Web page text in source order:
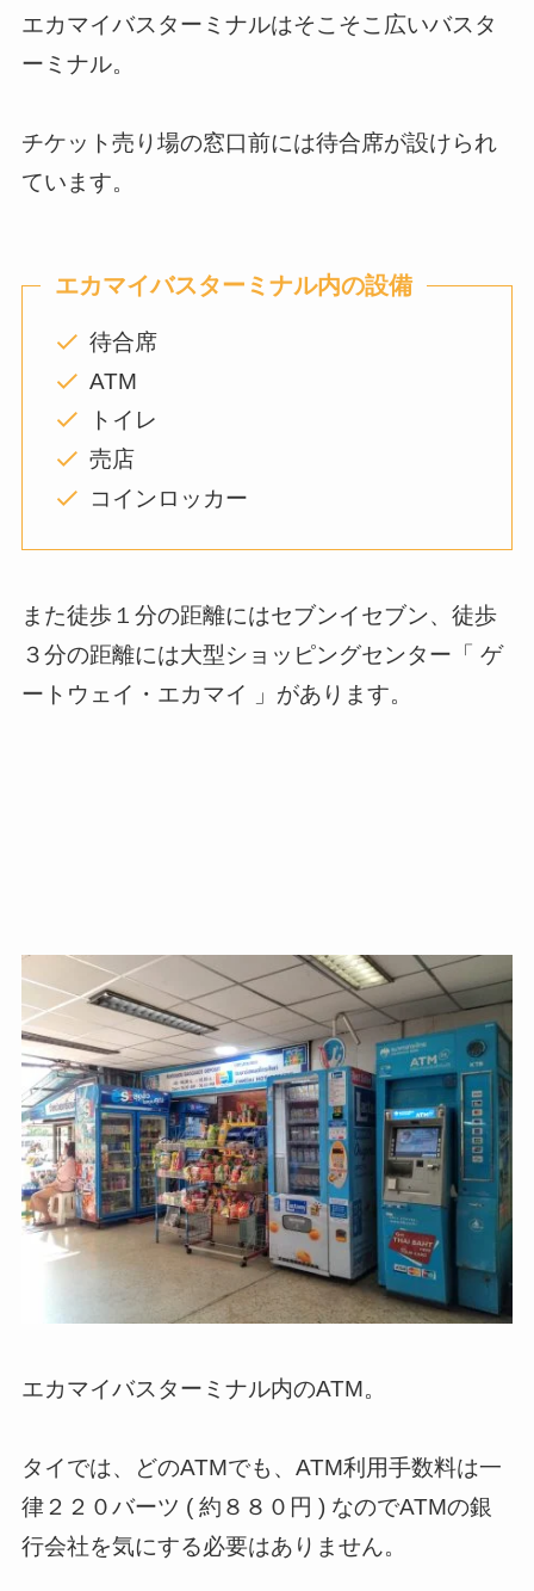
エカマイバスターミナルはそこそこ広いバスタ
ーミナル。
チケット売り場の窓口前には待合席が設けられ
ています。
エカマイバスターミナル内の設備
待合席
ATM
トイレ
売店
コインロッカー
また徒歩１分の距離にはセブンイセブン、徒歩
３分の距離には大型ショッピングセンター「 ゲ
ートウェイ・エカマイ 」があります。
エカマイバスターミナル内のATM。
タイでは、どのATMでも、ATM利用手数料は一
律２２０バーツ ( 約８８０円 ) なのでATMの銀
行会社を気にする必要はありません。